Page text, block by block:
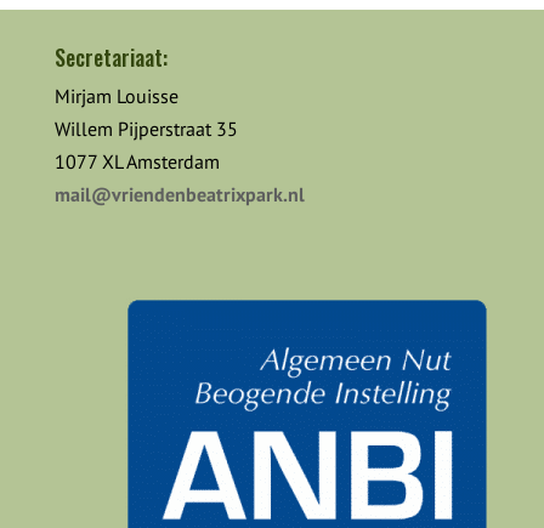
Secretariaat:
Mirjam Louisse
Willem Pijperstraat 35
1077 XL Amsterdam
mail@vriendenbeatrixpark.nl